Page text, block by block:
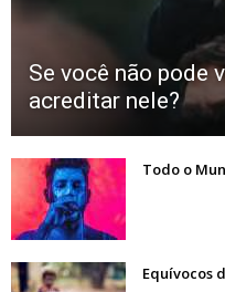
Se você não pode
acreditar nele?
Todo o
Equívocos